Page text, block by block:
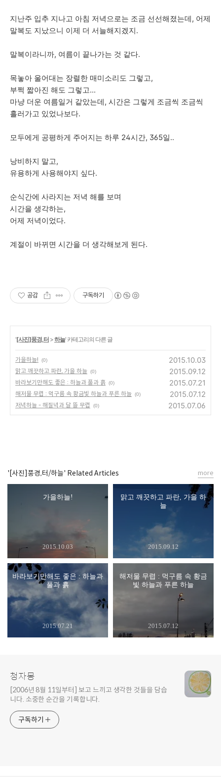
지난주 입추 지나고 아침 저녁으로는 조금 선선해졌는데, 어제
말복도 지났으니 이제 더 서늘해지겠지.
말복이라니까, 여름이 끝나가는 것 같다.
목놓아 울어대는 장렬한 매미소리도 그렇고,
부쩍 짧아진 해도 그렇고...
마냥 더운 여름일거 같았는데, 시간은 그렇게 조금씩 조금씩
흘러가고 있었나보다.
모두에게 공평하게 주어지는 하루 24시간, 365일..
낭비하지 말고,
유용하게 사용해야지 싶다.
순식간에 사라지는 저녁 해를 보며
시간을 생각하는,
어제 저녁이었다.
계절이 바뀌면 시간을 더 생각해보게 된다.
공감 구독하기
'[사진]풍경,터 >하늘' 카테고리의 다른 글
가을하늘! (0) 2015.10.03
맑고 깨끗하고 파란, 가을 하늘 (0) 2015.09.12
바라보기만해도 좋은 : 하늘과 풀과 흙 (0) 2015.07.21
해저물 무렵 : 먹구름 속 황금빛 하늘과 푸른 하늘 (0) 2015.07.12
저녁하늘 - 해질녁과 달 뜰 무렵 (0) 2015.07.06
'[사진]풍경,터/하늘' Related Articles
가을하늘!
2015.10.03
맑고 깨끗하고 파란, 가을 하
늘
2015.09.12
바라보기만해도 좋은 : 하늘과
풀과 흙
2015.07.21
해저물 무렵 : 먹구름 속 황금
빛 하늘과 푸른 하늘
2015.07.12
more
청자몽
[2006년 8월 11일부터] 보고 느끼고 생각한 것들을 담습
니다. 소중한 순간을 기록합니다.
구독하기